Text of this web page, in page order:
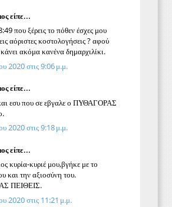
είπε...
που ξέρεις το πόθεν έσχες μου
αόριστες κοστολογήσεις ? αφού
ακόμα κανένα δημαρχιλίκι.
2020 στις 9:06 μ.μ.
είπε...
εσυ που σε εβγαλε ο ΠΥΘΑΓΟΡΑΣ
2020 στις 9:18 μ.μ.
είπε...
κυρία-κυριέ μου,βγήκε με το
και την αξιοσύνη του.
ΠΕΙΘΕΙΣ.
2020 στις 11:21 μ.μ.